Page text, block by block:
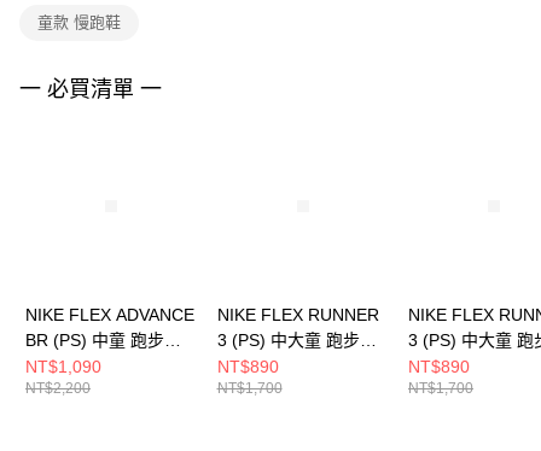
３．未成年的使用者請事先徵得法定代理人或監護人之同意方可使用
４．使用「AFTEE先享後付」時，將依據個別帳號之用戶狀況，依本公司即
童款 慢跑鞋
一 必買清單 一
NIKE FLEX ADVANCE
BR (PS) 中童 跑步鞋
DC9370500
NT$1,090
NT$2,200
NIKE FLEX RUNNER
3 (PS) 中大童 跑步鞋
HJ3496141
NT$890
NT$1,700
NIKE FLEX
3 (PS) 中大童 跑
FN1449005
NT$890
NT$1,700